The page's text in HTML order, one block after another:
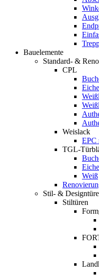
Bauelemente
Standard- &
CPL
Eiche
Weislack
EPC
TGL-
Weiß
Stil- &
Stiltüren